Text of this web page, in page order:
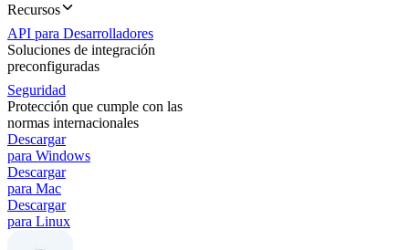
Recursos
API para Desarrolladores
Soluciones de integración
preconfiguradas
Seguridad
Protección que cumple con las
normas internacionales
Descargar
para Windows
Descargar
para Mac
Descargar
para Linux